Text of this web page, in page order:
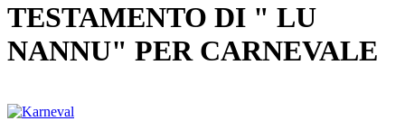
TESTAMENTO DI " LU
NANNU" PER CARNEVALE